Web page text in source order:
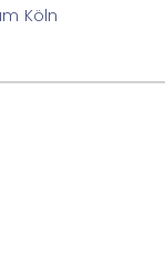
Köln